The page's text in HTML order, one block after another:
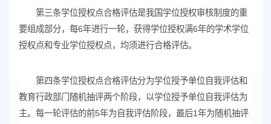
第三条学位授权点合格评估是我国学位授权审核制度的重
要组成部分，每6年进行一轮，获得学位授权满6年的学术学位
授权点和专业学位授权点，均须进行合格评估。
第四条学位授权点合格评估分为学位授予单位自我评估和
教育行政部门随机抽评两个阶段，以学位授予单位自我评估为
主。每一轮评估的前5年为自我评估阶段，最后1年为随机抽评